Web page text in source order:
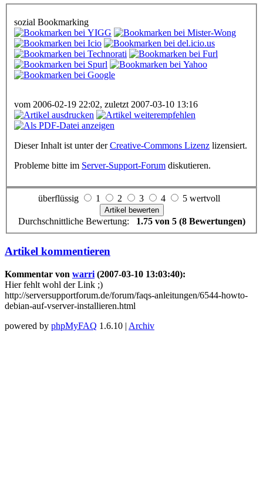
sozial Bookmarking
vom 2006-02-19 22:02, zuletzt 2007-03-10 13:16
Dieser Inhalt ist unter derCreative-Commons Lizenz lizensiert.
Probleme bitte im Server-Support-Forum diskutieren.
überflüssig 1 2 3 4 5 wertvoll
Durchschnittliche Bewertung: 1.75 von 5 (8 Bewertungen)
Artikel kommentieren
Kommentar von warri (2007-03-10 13:03:40):
Hier fehlt wohl der Link ;)
http://serversupportforum.de/forum/faqs-anleitungen/6544-howto-
debian-auf-vserver-installieren.html
powered by phpMyFAQ 1.6.10 | Archiv